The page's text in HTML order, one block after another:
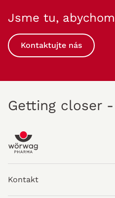
Jsme tu,
Kontaktujte nás
Getting closer
Kontakt